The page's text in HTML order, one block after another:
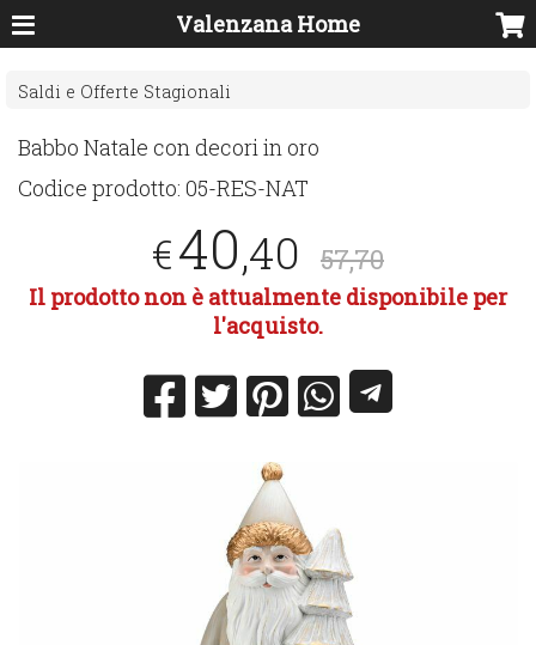
Valenzana Home
Saldi e Offerte Stagionali
Babbo Natale con decori in oro
Codice prodotto:05-RES-NAT
€40,40 57,70
Il prodotto non è attualmente disponibile per
l'acquisto.